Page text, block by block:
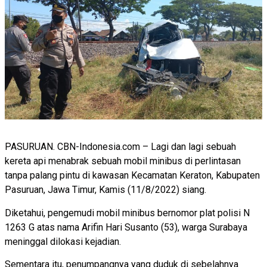
PASURUAN. CBN-Indonesia.com – Lagi dan lagi sebuah
kereta api menabrak sebuah mobil minibus di perlintasan
tanpa palang pintu di kawasan Kecamatan Keraton, Kabupaten
Pasuruan, Jawa Timur, Kamis (11/8/2022) siang.
Diketahui, pengemudi mobil minibus bernomor plat polisi N
1263 G atas nama Arifin Hari Susanto (53), warga Surabaya
meninggal dilokasi kejadian.
Sementara itu, penumpangnya yang duduk di sebelahnya